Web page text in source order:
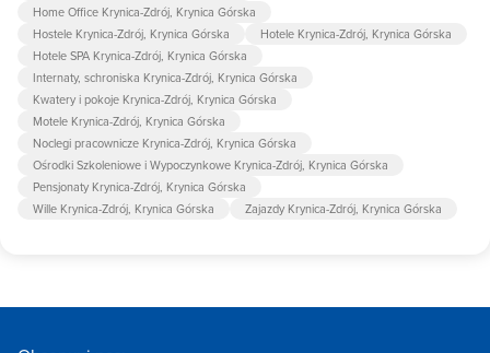
Home Office Krynica-Zdrój, Krynica Górska
Hostele Krynica-Zdrój, Krynica Górska
Hotele Krynica-Zdrój, Krynica Górska
Hotele SPA Krynica-Zdrój, Krynica Górska
Internaty, schroniska Krynica-Zdrój, Krynica Górska
Kwatery i pokoje Krynica-Zdrój, Krynica Górska
Motele Krynica-Zdrój, Krynica Górska
Noclegi pracownicze Krynica-Zdrój, Krynica Górska
Ośrodki Szkoleniowe i Wypoczynkowe Krynica-Zdrój, Krynica Górska
Pensjonaty Krynica-Zdrój, Krynica Górska
Wille Krynica-Zdrój, Krynica Górska
Zajazdy Krynica-Zdrój, Krynica Górska